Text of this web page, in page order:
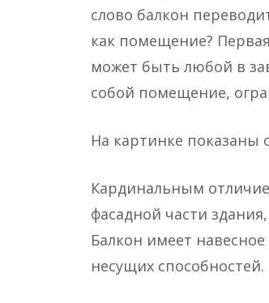
слово балкон
как помещение?
может быть любой в
собой помещение,
На картинке показаны
Кардинальным
фасадной части
Балкон имеет
несущих способностей.